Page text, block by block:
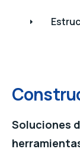
Soluciones